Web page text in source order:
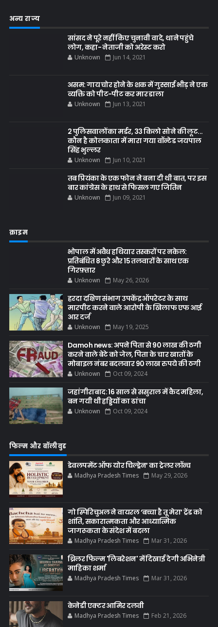
अन्य राज्य
सांसद ने पूरे नहीं किए चुनावी वादे, थाने पहुंचे
लोग, कहा- नेताजी को अरेस्ट करो
Unknown Jun 14, 2021
असम: गाय चोर होने के शक में गुस्साई भीड़ ने एक
व्यक्ति को पीट-पीट कर मार डाला
Unknown Jun 13, 2021
2 पुलिसवालों का मर्डर, 33 किलो सोने की लूट...
कौन है कोलकाता में मारा गया वॉन्टेड जयपाल
सिंह भुल्लर
Unknown Jun 10, 2021
तब प्रियंका के एक फोन ने बना दी थी बात, पर इस
बार कांग्रेस के हाथ से फिसल गए जितिन
Unknown Jun 09, 2021
क्राइम
भोपाल में अवैध हथियार तस्करों पर नकेल:
प्रतिबंधित 8 छुरे और 15 तलवारों के साथ एक
गिरफ़्तार
Unknown May 26, 2026
हरदा दक्षिण संभाग उपकेंद्र ऑपरेटर के साथ
मारपीट करने वाले आरोपी के खिलाफ एफ आई
आर दर्ज
Unknown May 19, 2025
Damoh news: अपने पिता से 90 लाख की ठगी
करने वाले बेटे को जेल, पिता के चार खातों के
मोबाइल नंबर बदलवार 90 लाख रुपये की ठगी
Unknown Oct 09, 2024
जहांगीराबाद: 16 साल से ससुराल में कैद महिला,
बन गयी थी हड्डियों का ढांचा
Unknown Oct 09, 2024
फिल्म और बॉलीवुड
डेवलपमेंट ऑफ योर चिल्ड्रेन’ का ट्रेलर लॉन्च
Madhya Pradesh Times May 29, 2026
गो स्पिरिचुअल ने वायरल ‘बच्चा है तू मेरा’ ट्रेंड को
शांति, सकारात्मकता और आध्यात्मिक
जागरूकता के संदेश में बदला
Madhya Pradesh Times Mar 31, 2026
थ्रिलर फिल्म 'लिबरेशन' में दिखाई देगी अभिनेत्री
माहिका शर्मा
Madhya Pradesh Times Mar 31, 2026
केनेडी एक्टर आमिर दलवी
Madhya Pradesh Times Feb 21, 2026